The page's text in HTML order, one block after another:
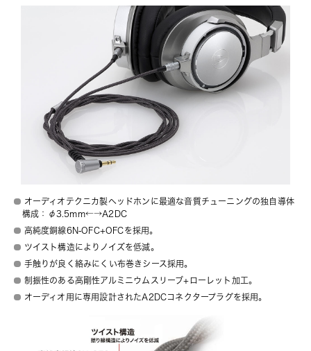
オーディオテクニカ製ヘッドホンに最適な音質チューニングの独自導体
構成：φ3.5mm←→A2DC
高純度銅線6N-OFC+OFCを採用。
ツイスト構造によりノイズを低減。
手触りが良く絡みにくい布巻きシース採用。
制振性のある高剛性アルミニウムスリーブ+ローレット加工。
オーディオ用に専用設計されたA2DCコネクタープラグを採用。